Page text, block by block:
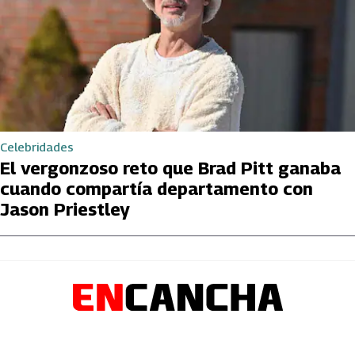
Celebridades
El vergonzoso reto que Brad Pitt ganaba
cuando compartía departamento con
Jason Priestley